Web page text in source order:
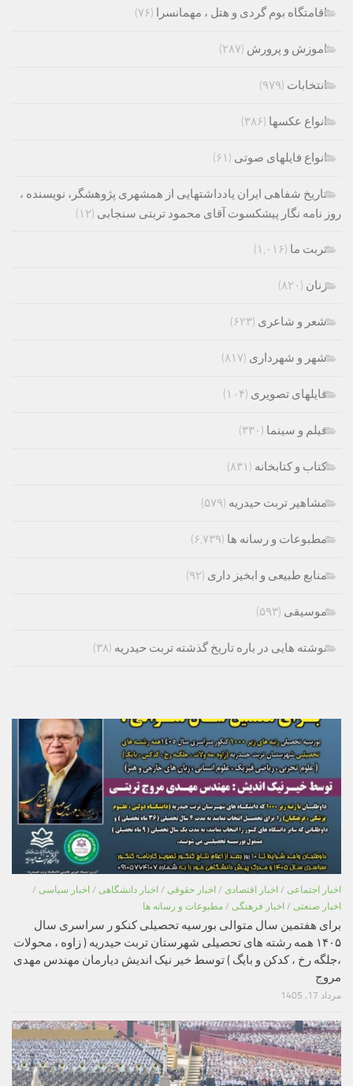
اقامتگاه بوم گردی و هتل ، مهمانسرا (۷۶)
اموزش و پرورش (۲۸۷)
انتخابات (۹۷۹)
انواع عکسها (۳۸۶)
انواع فایلهای صوتی (۶۱)
تاریخ شفاهی ایران یادداشتهایی از همشهری پژوهشگر، نویسنده ،
روز نامه نگار پیشکسوت آقای محمود تربتی سنجابی (۱۲)
تربت ما (۱,۰۱۶)
زنان (۸۲۰)
شعر و شاعری (۶۲۳)
شهر و شهرداری (۸۱۷)
فایلهای تصویری (۱۰۴)
فیلم و سینما (۳۳۰)
کتاب و کتابخانه (۸۳۱)
مشاهیر تربت حیدریه (۵۷۹)
مطبوعات و رسانه ها (۶,۷۳۹)
منابع طبیعی و ابخیز داری (۹۲)
موسیقی (۵۹۳)
نوشته هایی در باره تاریخ گذشته تربت حیدریه (۳۸)
اخبار اجتماعی / اخبار اقتصادی / اخبار حقوقی / اخبار دانشگاهی / اخبار سیاسی /
اخبار صنعتی / اخبار فرهنگی / مطبوعات و رسانه ها
برای هفتمین سال متوالی بورسیه تحصیلی کنکو ر سراسری سال
۱۴۰۵ همه رشته های تحصیلی شهرستان تربت حیدریه ( زاوه ، محولات
،جلگه رخ ، کدکن و بایگ ) توسط خیر نیک اندیش دیارمان مهندس مهدی
مروج
مرداد 17, 1405